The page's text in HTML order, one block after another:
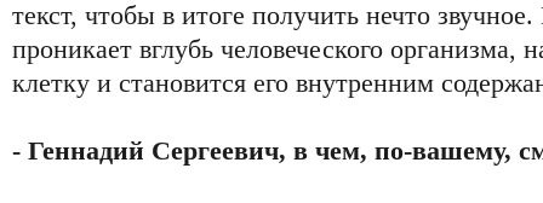
текст, чтобы в итоге получить нечто
проникает вглубь человеческого организма,
клетку и становится его внутренним
- Геннадий Сергеевич, в чем, по-вашему,